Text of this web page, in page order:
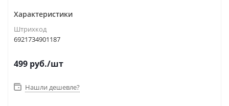
Характеристики
Штрихкод
6921734901187
499 руб./шт
Нашли дешевле?